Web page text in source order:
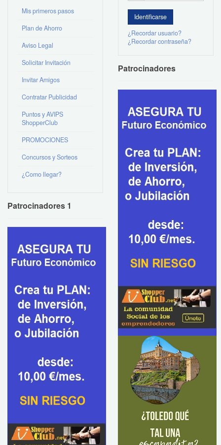
Mis primeros pasos
Plan de Ahorro
Aviso Legal
Solicitar Invitación
Invitar Amigos
Contratar Publicidad
Puntos y AVIPS
ShopperClub
PROMOCIONES
Concursos y Sorteos
¿Como llegar?
Patrocinadores 1
¿Recordar usuario?
¿Recordar contraseña?
Patrocinadores